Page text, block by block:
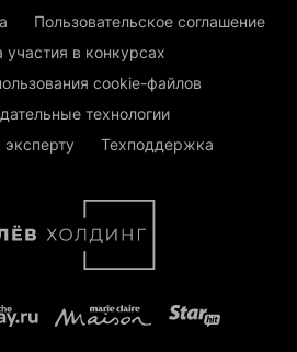
Пользовательское соглашение
участия в конкурсах
cookie-файлов
технологии
Техподдержка